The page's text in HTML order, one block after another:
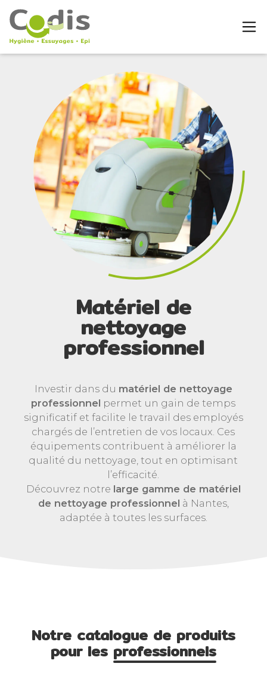
Matériel de
nettoyage
professionnel
Investir dans du matériel de nettoyage
professionnel permet un gain de temps
significatif et facilite le travail des employés
chargés de l’entretien de vos locaux. Ces
équipements contribuent à améliorer la
qualité du nettoyage, tout en optimisant
l’efficacité.
Découvrez notre large gamme de matériel
de nettoyage professionnel à Nantes,
adaptée à toutes les surfaces.
Notre catalogue de produits
pour les professionnels